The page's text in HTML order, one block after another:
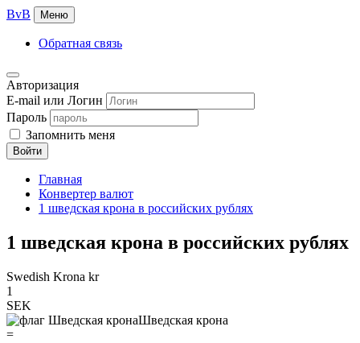
BvB Меню
Обратная связь
Авторизация
E-mail или Логин
Пароль
Запомнить меня
Войти
Главная
Конвертер валют
1 шведская крона в российских рублях
1 шведская крона в российских рублях
Swedish Krona kr
1
SEK
Шведская крона
=